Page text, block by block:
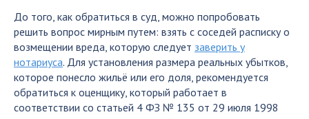
До того, как обратиться в суд, можно попробовать
решить вопрос мирным путем: взять с соседей расписку о
возмещении вреда, которую следует заверить у
нотариуса. Для установления размера реальных убытков,
которое понесло жильё или его доля, рекомендуется
обратиться к оценщику, который работает в
соответствии со статьей 4 ФЗ № 135 от 29 июля 1998